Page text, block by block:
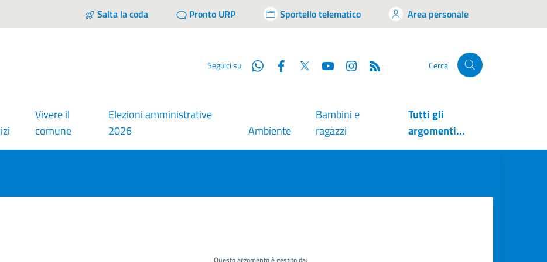
Salta la coda Pronto URP Sportello telematico Area personale
Seguici su WhatsappFacebook
Twitter YouTube Cerca
Vivere il
comune
Elezioni amministrative
2026
Ambiente
Bambini e
ragazzi
Tutti gli
argomenti...